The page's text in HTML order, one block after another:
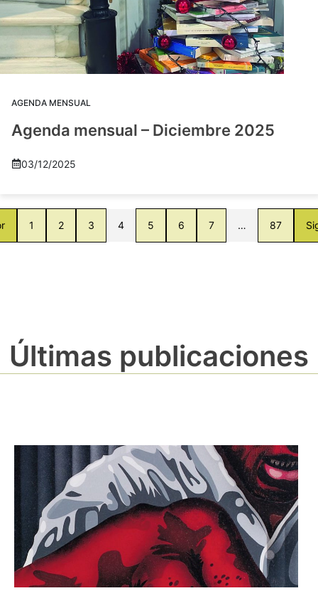
AGENDA MENSUAL
Agenda mensual – Diciembre 2025
03/12/2025
1 2 3 4 5 6 7 … 87
Últimas publicaciones